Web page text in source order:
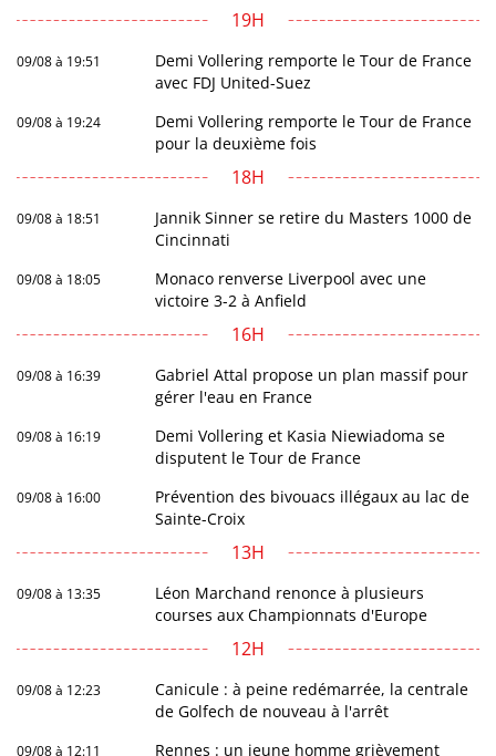
19H
09/08 à 19:51
Demi Vollering remporte le Tour de France
avec FDJ United-Suez
09/08 à 19:24
Demi Vollering remporte le Tour de France
pour la deuxième fois
18H
09/08 à 18:51
Jannik Sinner se retire du Masters 1000 de
Cincinnati
09/08 à 18:05
Monaco renverse Liverpool avec une
victoire 3-2 à Anfield
16H
09/08 à 16:39
Gabriel Attal propose un plan massif pour
gérer l'eau en France
09/08 à 16:19
Demi Vollering et Kasia Niewiadoma se
disputent le Tour de France
09/08 à 16:00
Prévention des bivouacs illégaux au lac de
Sainte-Croix
13H
09/08 à 13:35
Léon Marchand renonce à plusieurs
courses aux Championnats d'Europe
12H
09/08 à 12:23
Canicule : à peine redémarrée, la centrale
de Golfech de nouveau à l'arrêt
09/08 à 12:11
Rennes : un jeune homme grièvement